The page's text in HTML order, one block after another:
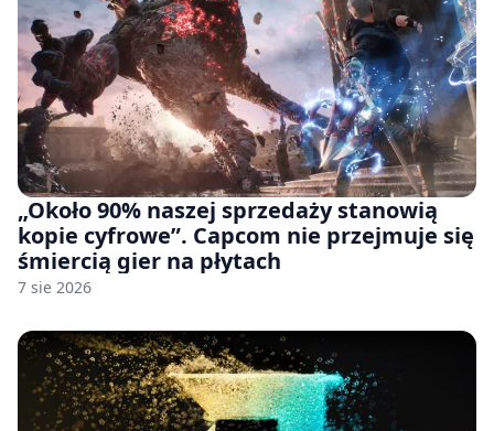
„Około 90% naszej sprzedaży stanowią
kopie cyfrowe”. Capcom nie przejmuje się
śmiercią gier na płytach
7 sie 2026